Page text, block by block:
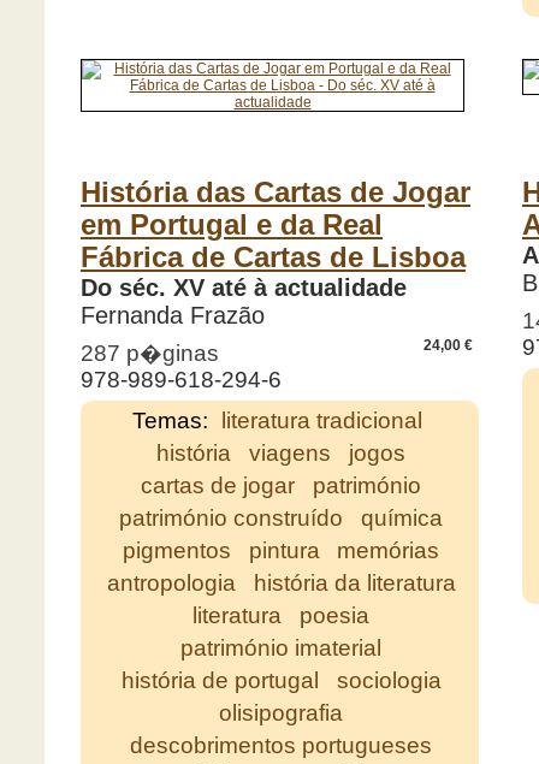
História das Cartas de Jogar
em Portugal e da Real
Fábrica de Cartas de Lisboa
Do séc. XV até à actualidade
Fernanda Frazão
24,00 €
287 p�ginas
978-989-618-294-6
Temas:
literatura tradicional
história
viagens
jogos
cartas de jogar
património
património construído
química
pigmentos
pintura
memórias
antropologia
história da literatura
literatura
poesia
património imaterial
história de portugal
sociologia
olisipografia
descobrimentos portugueses